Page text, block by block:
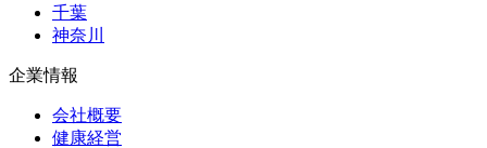
千葉
神奈川
企業情報
会社概要
健康経営